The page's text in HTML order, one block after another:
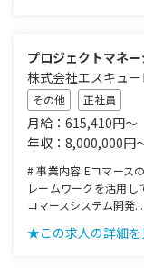
プロジェクトマネー
株式会社エスキュ
その他 正社員
月給：615,410円～
年収：8,000,000円
# 事業内容 Eコマース
レームワークを活用
コマースシステム開発...
★この求人の詳細を